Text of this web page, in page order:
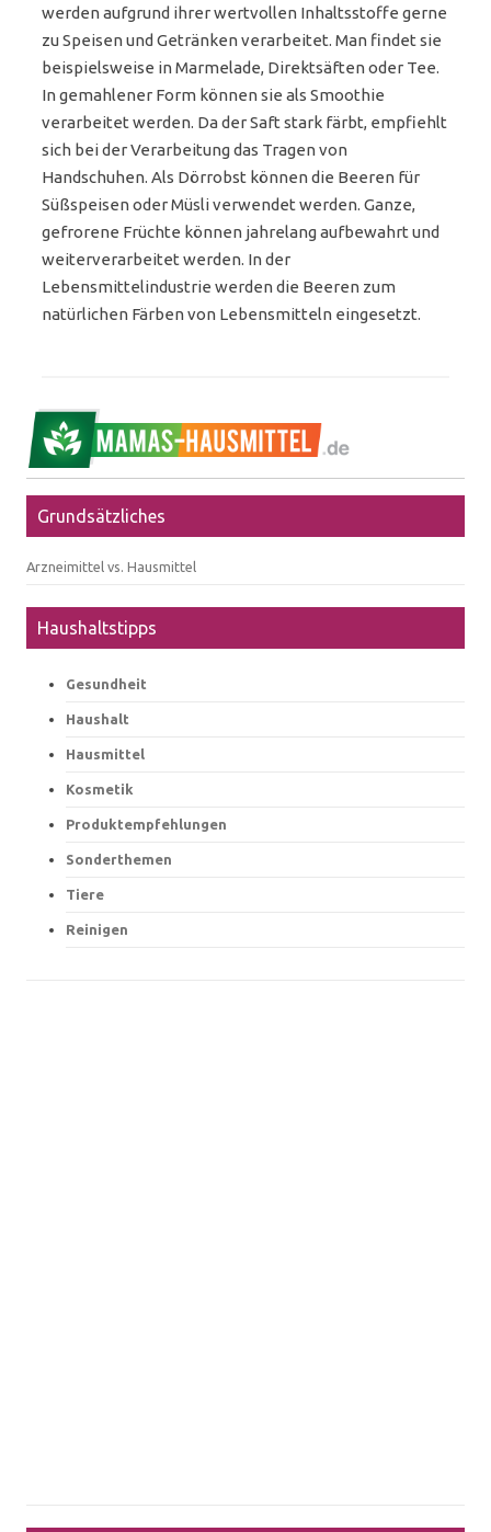
werden aufgrund ihrer wertvollen Inhaltsstoffe gerne
zu Speisen und Getränken verarbeitet. Man findet sie
beispielsweise in Marmelade, Direktsäften oder Tee.
In gemahlener Form können sie als Smoothie
verarbeitet werden. Da der Saft stark färbt, empfiehlt
sich bei der Verarbeitung das Tragen von
Handschuhen. Als Dörrobst können die Beeren für
Süßspeisen oder Müsli verwendet werden. Ganze,
gefrorene Früchte können jahrelang aufbewahrt und
weiterverarbeitet werden. In der
Lebensmittelindustrie werden die Beeren zum
natürlichen Färben von Lebensmitteln eingesetzt.
Grundsätzliches
Arzneimittel vs. Hausmittel
Haushaltstipps
Gesundheit
Haushalt
Hausmittel
Kosmetik
Produktempfehlungen
Sonderthemen
Tiere
Reinigen